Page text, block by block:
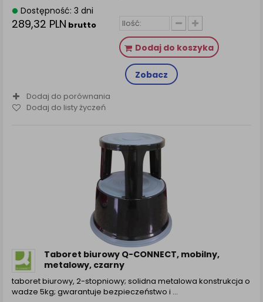
Dostępność: 3 dni
289,32 PLN brutto
Dodaj do koszyka
Zobacz
Dodaj do porównania
Dodaj do listy życzeń
Taboret biurowy Q-CONNECT, mobilny,
metalowy, czarny
taboret biurowy, 2-stopniowy; solidna metalowa konstrukcja o
wadze 5kg; gwarantuje bezpieczeństwo i ...